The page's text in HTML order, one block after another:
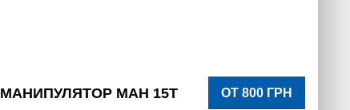
МАНИПУЛЯТОР МАН 15Т ОТ 800 ГРН